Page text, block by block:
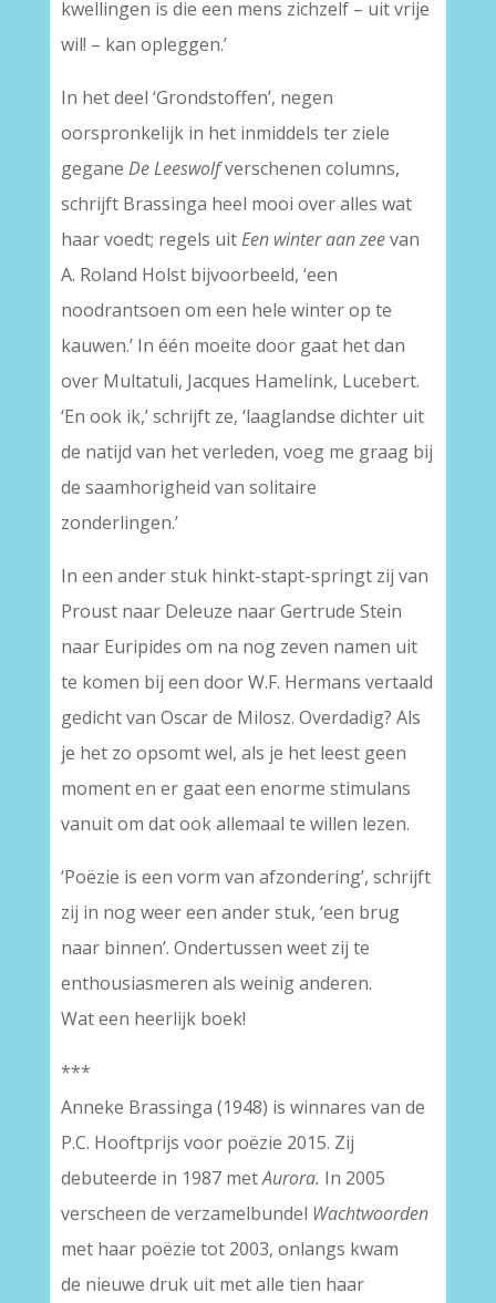
kwellingen is die een mens zichzelf – uit vrije
wil! – kan opleggen.’
In het deel ‘Grondstoffen’, negen
oorspronkelijk in het inmiddels ter ziele
gegane De Leeswolfverschenen columns,
schrijft Brassinga heel mooi over alles wat
haar voedt; regels uitEen winter aan zeevan
A. Roland Holst bijvoorbeeld, ‘een
noodrantsoen om een hele winter op te
kauwen.’ In één moeite door gaat het dan
over Multatuli, Jacques Hamelink, Lucebert.
‘En ook ik,’ schrijft ze, ‘laaglandse dichter uit
de natijd van het verleden, voeg me graag bij
de saamhorigheid van solitaire
zonderlingen.’
In een ander stuk hinkt-stapt-springt zij van
Proust naar Deleuze naar Gertrude Stein
naar Euripides om na nog zeven namen uit
te komen bij een door W.F. Hermans vertaald
gedicht van Oscar de Milosz. Overdadig? Als
je het zo opsomt wel, als je het leest geen
moment en er gaat een enorme stimulans
vanuit om dat ook allemaal te willen lezen.
‘Poëzie is een vorm van afzondering’, schrijft
zij in nog weer een ander stuk, ‘een brug
naar binnen’. Ondertussen weet zij te
enthousiasmeren als weinig anderen.
Wat een heerlijk boek!
***
Anneke Brassinga (1948) is winnares van de
P.C. Hooftprijs voor poëzie 2015. Zij
debuteerde in 1987 metAurora. In 2005
verscheen de verzamelbundel Wachtwoorden
met haar poëzie tot 2003, onlangs kwam
de nieuwe druk uit met alle tien haar